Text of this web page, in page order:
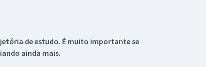
de estudo. É muito importante se
ainda mais.